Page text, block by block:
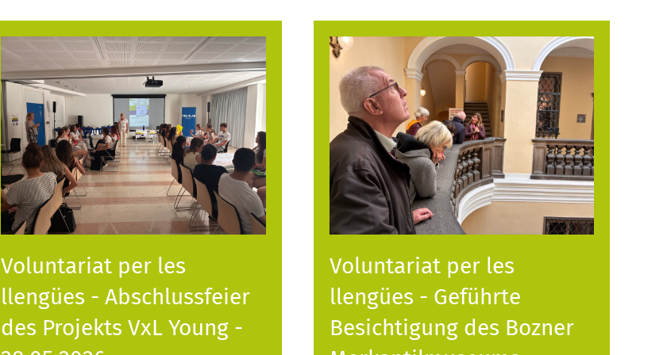
Voluntariat per les
llengües - Abschlussfeier
des Projekts VxL Young -
Voluntariat per les
llengües - Geführte
Besichtigung des Bozner